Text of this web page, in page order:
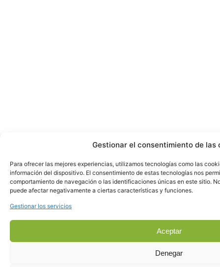
Gestionar el consentimiento de las
Para ofrecer las mejores experiencias, utilizamos tecnologías como las
información del dispositivo. El consentimiento de estas tecnologías nos
comportamiento de navegación o las identificaciones únicas en este sitio.
puede afectar negativamente a ciertas características y funciones.
Gestionar los servicios
Aceptar
Denegar